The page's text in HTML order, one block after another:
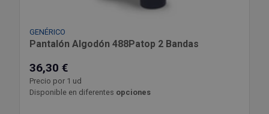
GENÉRICO
Pantalón Algodón 488Patop 2 Bandas
36,30 €
Precio por 1 ud
Disponible en diferentes opciones